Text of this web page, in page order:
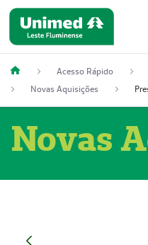
Acesso Rápido
Novas Aquisições
Novas